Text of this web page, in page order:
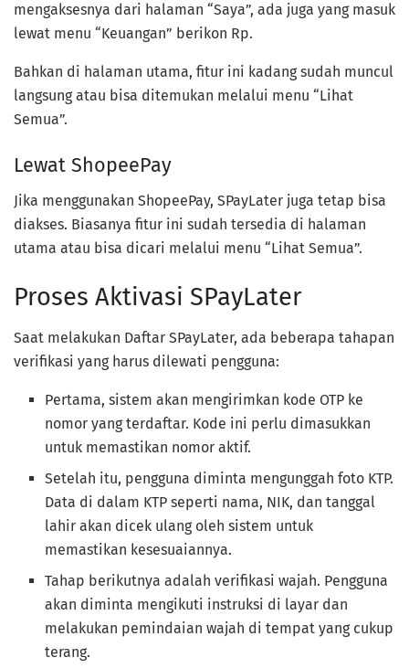
mengaksesnya dari halaman “Saya”, ada juga yang masuk
lewat menu “Keuangan” berikon Rp.
Bahkan di halaman utama, fitur ini kadang sudah muncul
langsung atau bisa ditemukan melalui menu “Lihat
Semua”.
Lewat ShopeePay
Jika menggunakan ShopeePay, SPayLater juga tetap bisa
diakses. Biasanya fitur ini sudah tersedia di halaman
utama atau bisa dicari melalui menu “Lihat Semua”.
Proses Aktivasi SPayLater
Saat melakukan Daftar SPayLater, ada beberapa tahapan
verifikasi yang harus dilewati pengguna:
Pertama, sistem akan mengirimkan kode OTP ke
nomor yang terdaftar. Kode ini perlu dimasukkan
untuk memastikan nomor aktif.
Setelah itu, pengguna diminta mengunggah foto KTP.
Data di dalam KTP seperti nama, NIK, dan tanggal
lahir akan dicek ulang oleh sistem untuk
memastikan kesesuaiannya.
Tahap berikutnya adalah verifikasi wajah. Pengguna
akan diminta mengikuti instruksi di layar dan
melakukan pemindaian wajah di tempat yang cukup
terang.